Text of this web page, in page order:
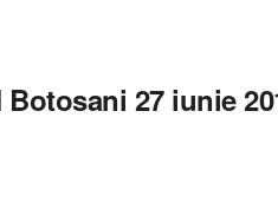
27 iunie